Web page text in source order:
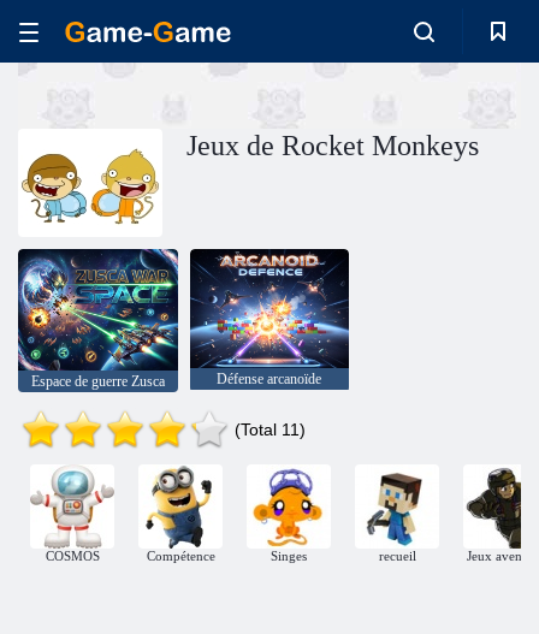
Jeux de Rocket Monkeys
Espace de guerre Zusca Défense arcanoïde
(Total 11)
COSMOS Compétence Singes recueil Jeux